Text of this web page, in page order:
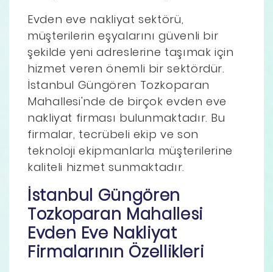
Evden eve nakliyat sektörü,
müşterilerin eşyalarını güvenli bir
şekilde yeni adreslerine taşımak için
hizmet veren önemli bir sektördür.
İstanbul Güngören Tozkoparan
Mahallesi'nde de birçok evden eve
nakliyat firması bulunmaktadır. Bu
firmalar, tecrübeli ekip ve son
teknoloji ekipmanlarla müşterilerine
kaliteli hizmet sunmaktadır.
İstanbul Güngören
Tozkoparan Mahallesi
Evden Eve Nakliyat
Firmalarının Özellikleri